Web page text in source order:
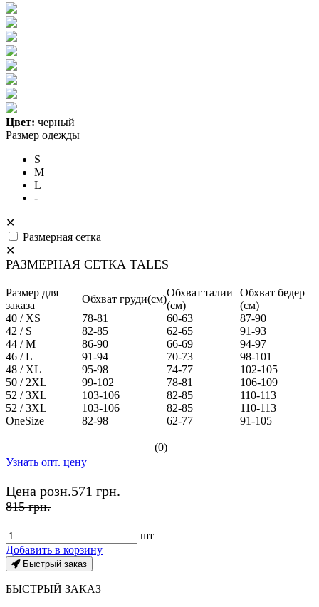
Цвет: черный
Размер одежды
S
M
L
-
✕
Размерная сетка
✕
РАЗМЕРНАЯ СЕТКА TALES
Размер для
заказа
Обхват груди(см)
Обхват талии
(см)
Обхват бедер
(см)
40 / XS
78-81 60-63
87-90
42 / S
82-85 62-65
91-93
44 / M
86-90 66-69
94-97
46 / L
91-94 70-73
98-101
48 / XL
95-98 74-77
102-105
50 / 2XL
99-102 78-81
106-109
52 / 3XL
103-106 82-85
110-113
52 / 3XL
103-106 82-85
110-113
OneSize
82-98 62-77 91-105
(0)
Узнать опт. цену
Цена розн.571 грн.
815 грн.
шт
Добавить в корзину
Быстрый заказ
БЫСТРЫЙ ЗАКАЗ